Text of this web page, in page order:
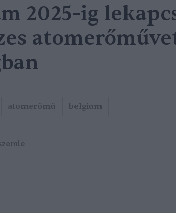
2025-ig
atomerőmű belgium